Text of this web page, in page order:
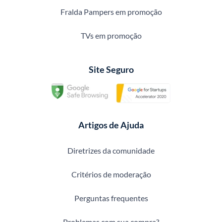
Fralda Pampers em promoção
TVs em promoção
Site Seguro
Artigos de Ajuda
Diretrizes da comunidade
Critérios de moderação
Perguntas frequentes